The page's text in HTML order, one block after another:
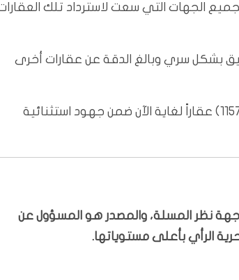
الجهات التي سعت لاسترداد تلك
بشكل سري وبالغ الدقة عن عقارات أخرى
ويذكر ان اللجنة التي شكلت من قبل مجلس الوزراء اعادت لأمانة بغداد (1157) عقاراً لغاية الآن ضمن جهود استثنائية
وجهة نظر المسلة، والمصدر هو المسؤول عن
الرأي بأعلى مستوياتها.